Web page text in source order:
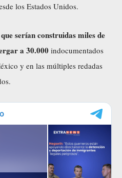
los Estados Unidos.
serían construidas miles de
a 30.000 indocumentados
y en las múltiples redadas